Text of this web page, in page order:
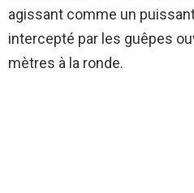
agissant comme un
intercepté par les guêpes
mètres à la ronde.